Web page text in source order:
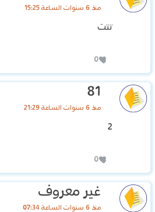
منذ 6 سنوات الساعة 15:25
تتت
0
81
منذ 6 سنوات الساعة 21:29
2
0
غير معروف
منذ 6 سنوات الساعة 07:34